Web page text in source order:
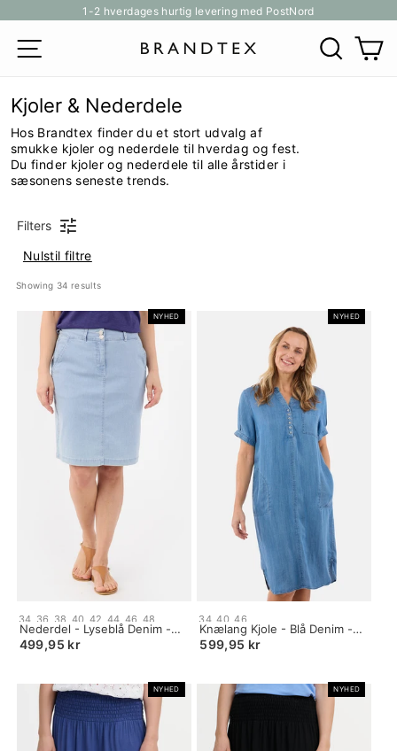
til
indhold
slideshow
1-2 hverdages hurtig levering med PostNord
SITE NAVIGATION SØG
Kjoler & Nederdele
Hos Brandtex finder du et stort udvalg af
smukke kjoler og nederdele til hverdag og fest.
Du finder kjoler og nederdele til alle årstider i
sæsonens seneste trends.
Filters
Nulstil filtre
Showing 34 results
NYHED
Nederdel - Lyseblå Denim -
Stribet
499,95 kr
Size:
34
selected
34 36 38 40 42 44 46 48
NYHED
Knælang Kjole - Blå Denim -
Skjortekrave
599,95 kr
Size:
34
selected
34 40 46
NYHED NYHED